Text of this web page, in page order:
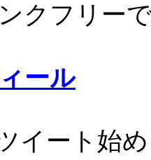
クフリー
ール
イート始